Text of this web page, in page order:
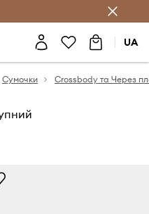
Club
UA
Сумочки Crossbody та Через